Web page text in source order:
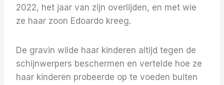
2022, het jaar van zijn overlijden, en met wie
ze haar zoon Edoardo kreeg.
De gravin wilde haar kinderen altijd tegen de
schijnwerpers beschermen en vertelde hoe ze
haar kinderen probeerde op te voeden buiten